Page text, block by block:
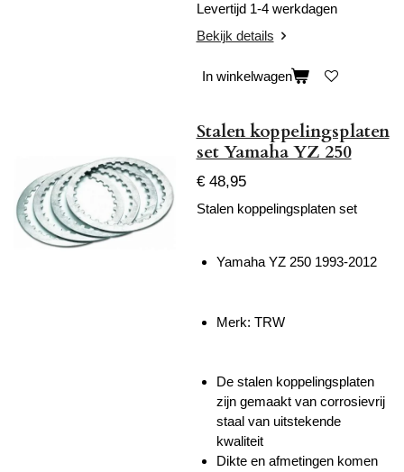
Levertijd 1-4 werkdagen
Bekijk details
In winkelwagen
Stalen koppelingsplaten
set Yamaha YZ 250
€ 48,95
Stalen koppelingsplaten set
Yamaha YZ 250 1993-2012
Merk: TRW
De stalen koppelingsplaten
zijn gemaakt van corrosievrij
staal van uitstekende
kwaliteit
Dikte en afmetingen komen